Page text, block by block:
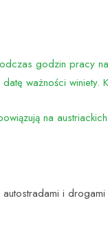
godzin pracy
ważności winiety.
na
i